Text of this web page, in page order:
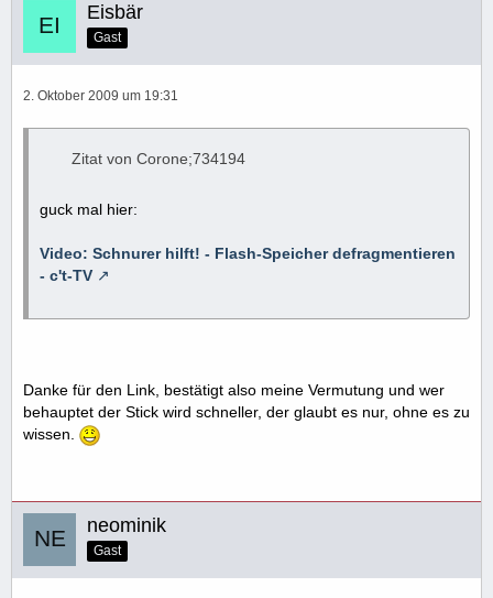
Eisbär
Gast
2. Oktober 2009 um 19:31
Zitat von Corone;734194
guck mal hier:
Video: Schnurer hilft! - Flash-Speicher defragmentieren
- c't-TV
Danke für den Link, bestätigt also meine Vermutung und wer
behauptet der Stick wird schneller, der glaubt es nur, ohne es zu
wissen.
neominik
Gast